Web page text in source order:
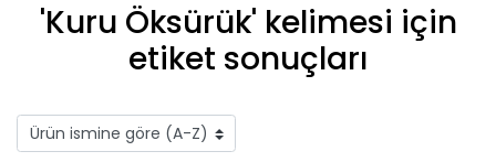
'Kuru Öksürük' kelimesi için
etiket sonuçları